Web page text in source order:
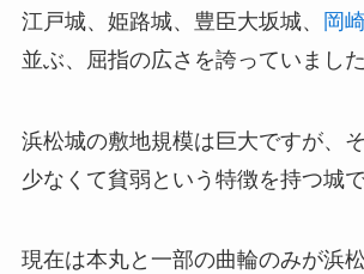
江戸城、姫路城、豊臣大坂城、
岡
並ぶ、屈指の広さを誇っていました
浜松城の敷地規模は巨大ですが、
少なくて貧弱という特徴を持つ城
現在は本丸と一部の曲輪のみが浜